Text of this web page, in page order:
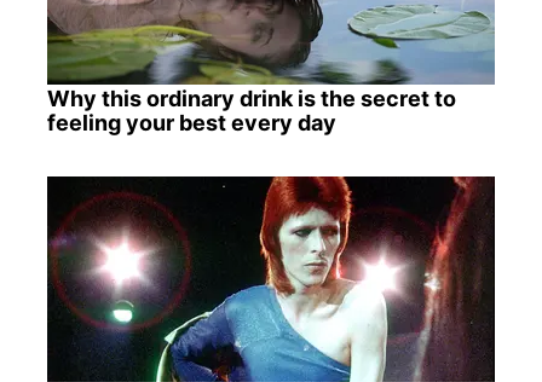
Why this ordinary drink is the secret to
feeling your best every day